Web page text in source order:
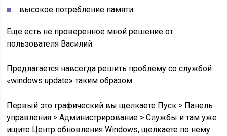
высокое потребление памяти
Еще есть не проверенное мной решение от
пользователя Василий:
Предлагается навсегда решить проблему со службой
«windows update» таким образом.
Первый это графический вы щелкаете Пуск > Панель
управления > Администрирование > Службы и там уже
ищите Центр обновления Windows, щелкаете по нему